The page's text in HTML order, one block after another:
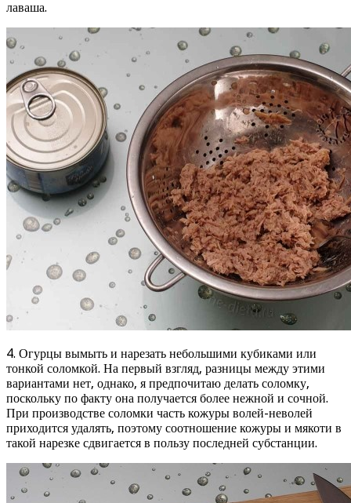
лаваша.
4. Огурцы вымыть и нарезать небольшими кубиками или
тонкой соломкой. На первый взгляд, разницы между этими
вариантами нет, однако, я предпочитаю делать соломку,
поскольку по факту она получается более нежной и сочной.
При производстве соломки часть кожуры волей-неволей
приходится удалять, поэтому соотношение кожуры и мякоти в
такой нарезке сдвигается в пользу последней субстанции.